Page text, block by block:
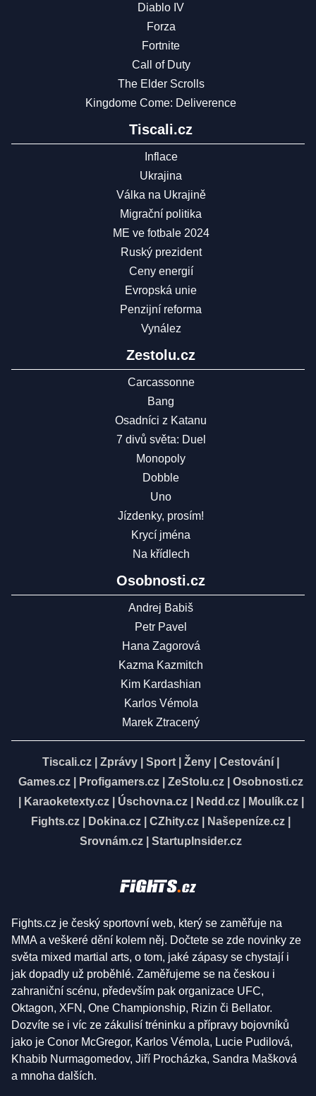
Diablo IV
Forza
Fortnite
Call of Duty
The Elder Scrolls
Kingdome Come: Deliverence
Tiscali.cz
Inflace
Ukrajina
Válka na Ukrajině
Migrační politika
ME ve fotbale 2024
Ruský prezident
Ceny energií
Evropská unie
Penzijní reforma
Vynález
Zestolu.cz
Carcassonne
Bang
Osadníci z Katanu
7 divů světa: Duel
Monopoly
Dobble
Uno
Jízdenky, prosím!
Krycí jména
Na křídlech
Osobnosti.cz
Andrej Babiš
Petr Pavel
Hana Zagorová
Kazma Kazmitch
Kim Kardashian
Karlos Vémola
Marek Ztracený
Tiscali.cz Zprávy Sport Ženy Cestování
Games.cz
Profigamers.cz ZeStolu.cz
Osobnosti.cz
Karaoketexty.cz| Úschovna.cz| Nedd.cz| Moulík.cz|
Fights.cz
Dokina.cz CZhity.cz Našepeníze.cz
Srovnám.cz
StartupInsider.cz
Fights.cz je český sportovní web, který se zaměřuje na
MMA a veškeré dění kolem něj. Dočtete se zde novinky ze
světa mixed martial arts, o tom, jaké zápasy se chystají i
jak dopadly už proběhlé. Zaměřujeme se na českou i
zahraniční scénu, především pak organizace UFC,
Oktagon, XFN, One Championship, Rizin či Bellator.
Dozvíte se i víc ze zákulisí tréninku a přípravy bojovníků
jako je Conor McGregor, Karlos Vémola, Lucie Pudilová,
Khabib Nurmagomedov, Jiří Procházka, Sandra Mašková
a mnoha dalších.